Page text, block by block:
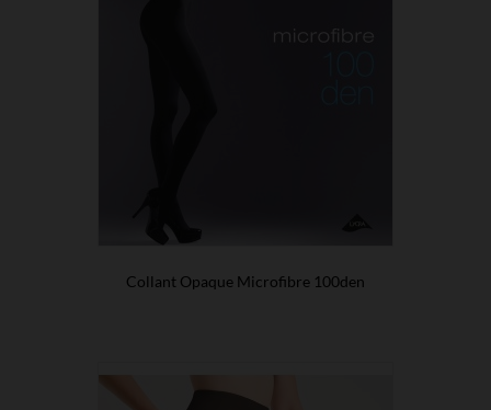
Collant Opaque Microfibre 100den